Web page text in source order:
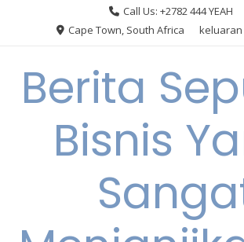
Call Us: +2782 444 YEAH
Cape Town, South Africa
keluaran
Berita
Bisnis